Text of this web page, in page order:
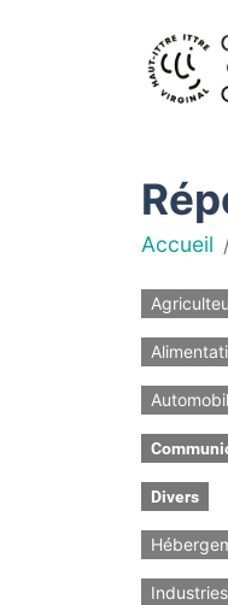
Accueil
Divers